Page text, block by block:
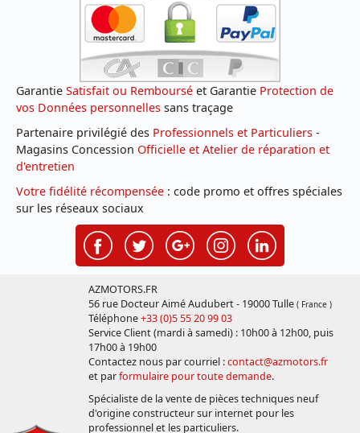
Garantie Satisfait ou Remboursé et Garantie Protection de
vos Données personnelles sans traçage
Partenaire privilégié des Professionnels et Particuliers -
Magasins Concession Officielle et Atelier de réparation et
d'entretien
Votre fidélité récompensée : code promo et offres spéciales
sur les réseaux sociaux
AZMOTORS.FR
56 rue Docteur Aimé Audubert - 19000 Tulle ( France )
Téléphone+33 (0)5 55 20 99 03
Service Client (mardi à samedi) : 10h00 à 12h00, puis
17h00 à 19h00
Contactez nous par courriel :contact@azmotors.fr
et parformulaire pour toute demande.
Spécialiste de la vente de pièces techniques neuf
d'origine constructeur sur internet pour les
professionnel et les particuliers.